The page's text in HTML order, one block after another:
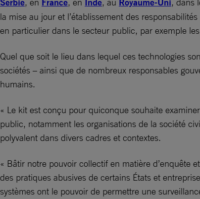
la mise au jour et l’établissement des
en particulier dans le secteur public, par exemple
Quel que soit le lieu dans lequel ces technologies
sociétés – ainsi que de nombreux responsables
humains.
« Le kit est conçu pour quiconque souhaite
public, notamment les organisations de la société
polyvalent dans divers cadres et contextes.
« Bâtir notre pouvoir collectif en matière d’enquête
des pratiques abusives de certains États et
systèmes ont le pouvoir de permettre une